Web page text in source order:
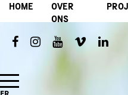
HOME
OVER
ONS